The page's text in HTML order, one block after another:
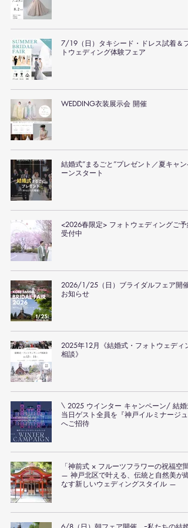
7/19（日）タキシード・ドレス試着＆フ
トウェディング体験フェア
WEDDING衣装展示会 開催
結婚式”まるごと”プレゼント／夏キャン
ーンスタート
<2026春限定> フォトウェディングご予
受付中
2026/1/25（日）ブライダルフェア開催
お知らせ
2025年12月《結婚式・フォトウェディ
相談》
\ 2025 ウインター キャンペーン/ 結婚
当日ゲスト全員を『神戸イルミナージュ
へご招待
「神前式 × フルーツフラワーの祝福空間
— 神戸北区で叶える、伝統と自然美が織
なす新しいウェディングスタイル —